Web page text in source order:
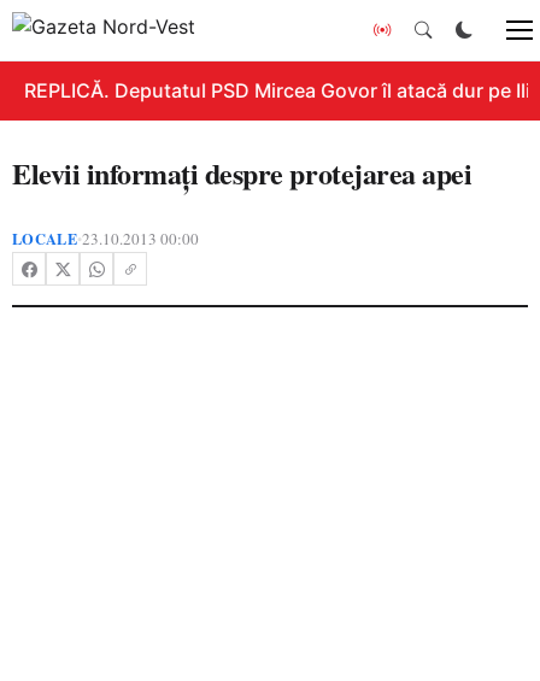
REPLICĂ. Deputatul PSD Mircea Govor îl atacă dur pe
Elevii informaţi despre protejarea apei
LOCALE•23.10.2013 00:00